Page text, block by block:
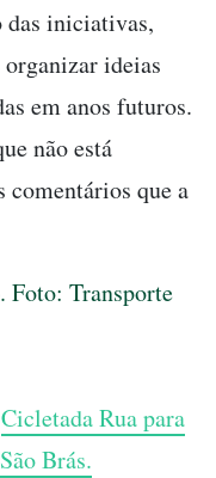
das iniciativas,
ideias
em anos futuros.
não está
comentários que a
Foto: Transporte
Cicletada Rua para
Brás.